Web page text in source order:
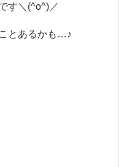
す＼(^o^)／
とあるかも…♪